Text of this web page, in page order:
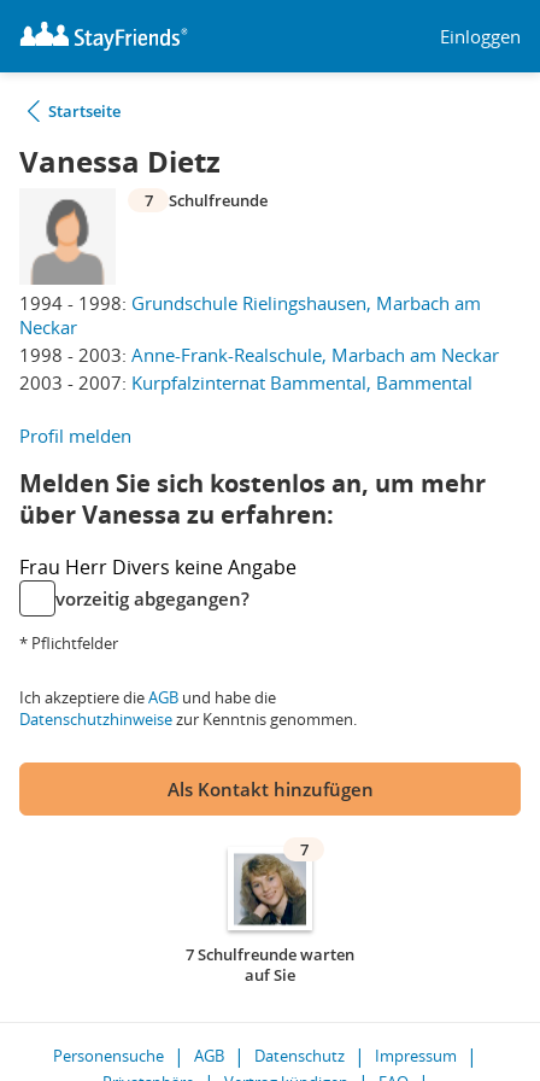
Einloggen
Startseite
Vanessa Dietz
1994 - 1998: Grundschule Rielingshausen, Marbach am
Neckar
1998 - 2003: Anne-Frank-Realschule, Marbach am Neckar
2003 - 2007: Kurpfalzinternat Bammental, Bammental
7 Schulfreunde
Profil melden
Melden Sie sich kostenlos an, um mehr
über Vanessa zu erfahren:
Frau Herr Divers keine Angabe
vorzeitig abgegangen?
* Pflichtfelder
Ich akzeptiere dieAGB und habe die
Datenschutzhinweisezur Kenntnis genommen.
Als Kontakt hinzufügen
7
7 Schulfreunde warten
auf Sie
Personensuche AGB Datenschutz
Impressum